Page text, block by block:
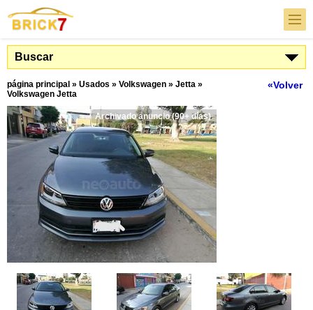
Buscar
«Volver
página principal » Usados » Volkswagen » Jetta »
Volkswagen Jetta
Archivado anuncio (90+ días)